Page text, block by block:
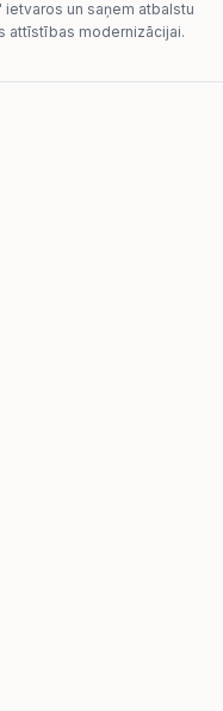
un saņem atbalstu
attīstības modernizācijai.